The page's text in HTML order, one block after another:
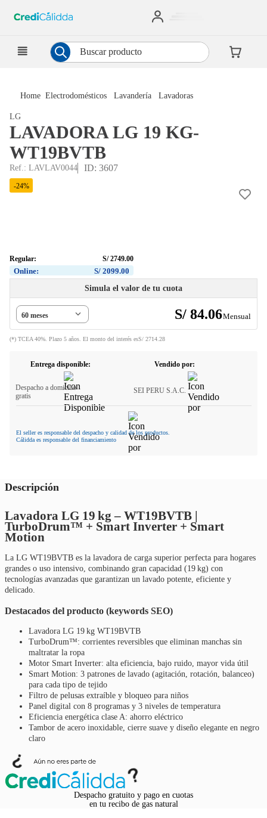
Buscar producto
Electrodomésticos Lavandería Lavadoras
LG
LAVADORA LG 19 KG-
WT19BVTB
Ref.: LAVLAV0044 ID: 3607
-24%
Regular: S/ 2749.00
Online: S/ 2099.00
Simula el valor de tu cuota
60 meses S/ 84.06Mensual
(*) TCEA 40%. Plazo 5 años. El monto del interés esS/ 2714 28
Entrega disponible:
Despacho a domicilio
gratis
Vendido por:
SEI PERU S.A.C.
El seller es responsable del despacho y calidad de los productos.
Cálidda es responsable del financiamiento
Descripción
Lavadora LG 19 kg – WT19BVTB |
TurboDrum™ + Smart Inverter + Smart
Motion
La LG WT19BVTB es la lavadora de carga superior perfecta para hogares
grandes o uso intensivo, combinando gran capacidad (19 kg) con
tecnologías avanzadas que garantizan un lavado potente, eficiente y
delicado.
Destacados del producto (keywords SEO)
Lavadora LG 19 kg WT19BVTB
TurboDrum™: corrientes reversibles que eliminan manchas sin
maltratar la ropa
Motor Smart Inverter: alta eficiencia, bajo ruido, mayor vida útil
Smart Motion: 3 patrones de lavado (agitación, rotación, balanceo)
para cada tipo de tejido
Filtro de pelusas extraíble y bloqueo para niños
Panel digital con 8 programas y 3 niveles de temperatura
Eficiencia energética clase A: ahorro eléctrico
Tambor de acero inoxidable, cierre suave y diseño elegante en negro
claro
Despacho gratuito y pago en cuotas
en tu recibo de gas natural